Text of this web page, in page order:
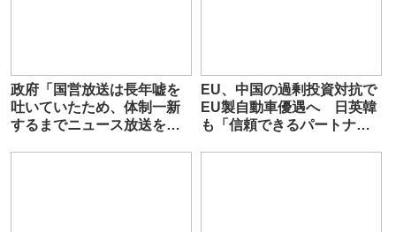
政府「国営放送は長年嘘を
吐いていたため、体制一新
するまでニュース放送を停
EU、中国の過剰投資対抗で
EU製自動車優遇へ 日英韓
も「信頼できるパートナ